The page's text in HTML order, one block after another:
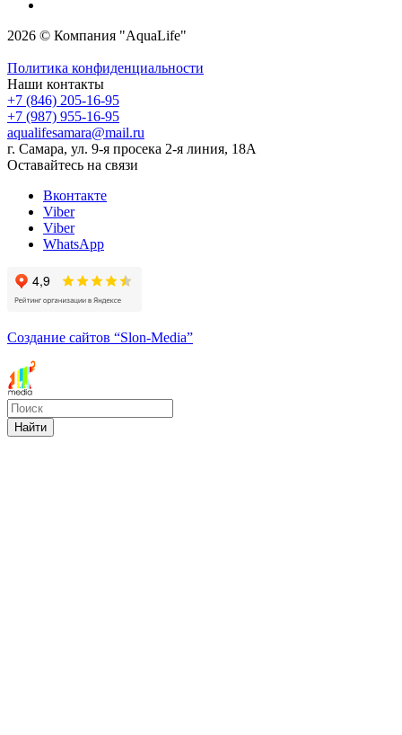
2026 © Компания "AquaLife"
Политика конфиденциальности
Наши контакты
+7 (846) 205-16-95
+7 (987) 955-16-95
aqualifesamara@mail.ru
г. Самара, ул. 9-я просека 2-я линия, 18А
Оставайтесь на связи
Вконтакте
Viber
Viber
WhatsApp
Создание сайтов “Slon-Media”
Найти